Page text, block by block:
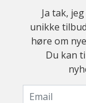
Ja tak,
unikke
høre om
Du kan